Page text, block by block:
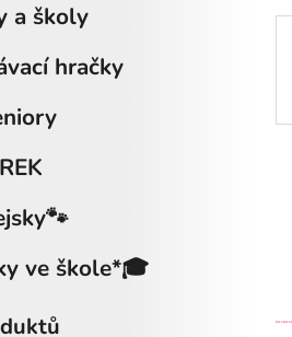
a školy
hračky
ve škole*🎓